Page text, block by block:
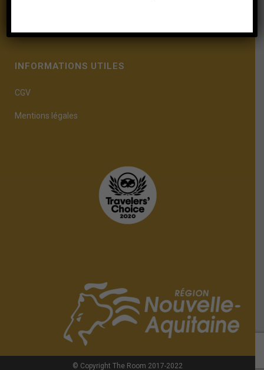
INFORMATIONS UTILES
CGV
Mentions légales
© Copyright The Room 2017-2022